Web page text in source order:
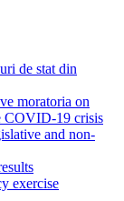
de stat din
moratoria on
COVID-19 crisis
and non-
exercise